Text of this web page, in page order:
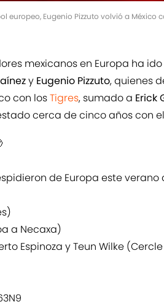
europeo, Eugenio Pizzuto volvió a México
mexicanos en Europa ha
y Eugenio Pizzuto, quienes
con losTigres, sumado a Erick
cerca de cinco años con el
de Europa este verano
a Necaxa)
Espinoza y Teun Wilke